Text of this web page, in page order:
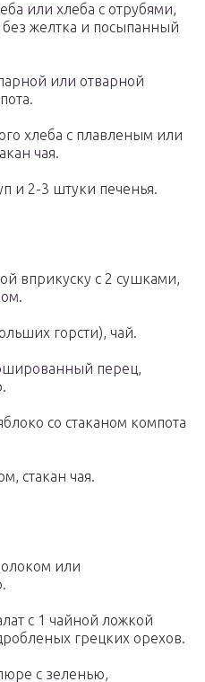
или хлеба с отрубями,
желтка и посыпанный
или отварной
хлеба с плавленым или
чая.
и 2-3 штуки печенья.
вприкуску с 2 сушками,
горсти), чай.
перец,
со стаканом компота
стакан чая.
или
с 1 чайной ложкой
грецких орехов.
с зеленью,